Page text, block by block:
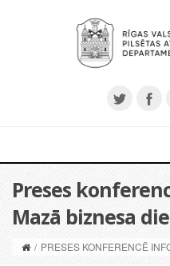
Preses
Mazā biznesa
/ PRESES KONFERENCĒ